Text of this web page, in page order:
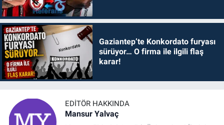
Gaziantep’te Konkordato furyası
sürüyor… O firma ile ilgili flaş
karar!
EDITÖR HAKKINDA
Mansur Yalvaç